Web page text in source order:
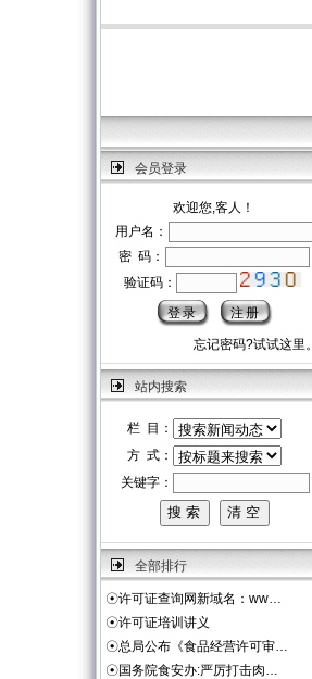
会员登录
欢迎您,客人！
用户名：
密 码：
验证码：
忘记密码?试试这里。
站内搜索
栏 目：
方 式：
关键字：
全部排行
☉许可证查询网新域名：ww…
☉许可证培训讲义
☉总局公布《食品经营许可审…
☉国务院食安办:严厉打击肉…